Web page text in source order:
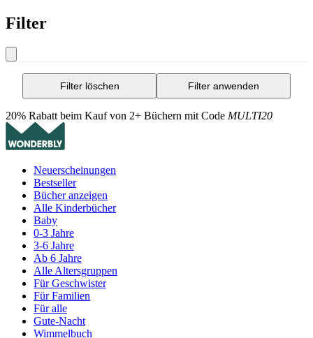
Filter
Filter löschen Filter anwenden
20% Rabatt beim Kauf von 2+ Büchern mit Code MULTI20
Neuerscheinungen
Bestseller
Bücher anzeigen
Alle Kinderbücher
Baby
0-3 Jahre
3-6 Jahre
Ab 6 Jahre
Alle Altersgruppen
Für Geschwister
Für Familien
Für alle
Gute-Nacht
Wimmelbuch